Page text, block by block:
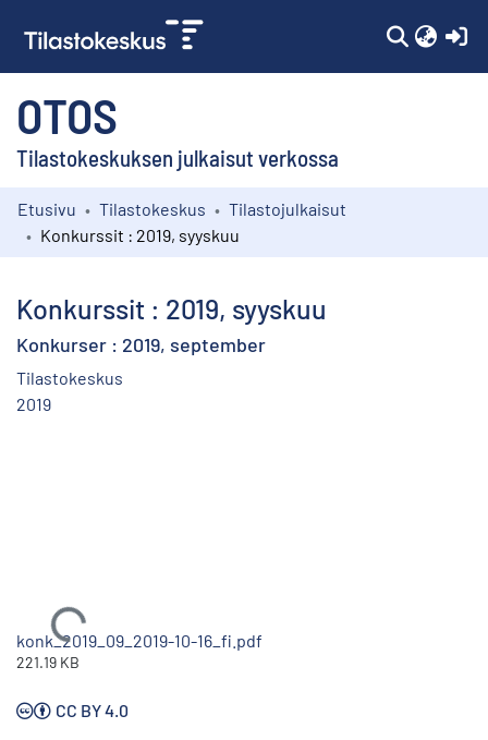
OTOS
Tilastokeskuksen julkaisut verkossa
Kokoelmat
Etusivu Tilastokeskus
Tilastojulkaisut
Konkurssit : 2019, syyskuu
Konkurssit : 2019, syyskuu
Konkurser : 2019, september
Tilastokeskus
2019
Ladataan...
konk_2019_09_2019-10-16_fi.pdf
221.19 KB
CC BY 4.0